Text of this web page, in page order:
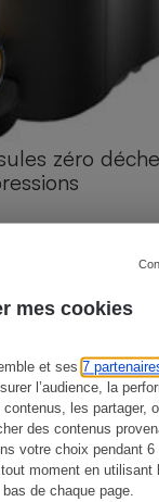
mes cookies
et ses7
l’audience, la
les partager,
des contenus
votre choix pendant
moment en utilisant
de chaque page.
zéro